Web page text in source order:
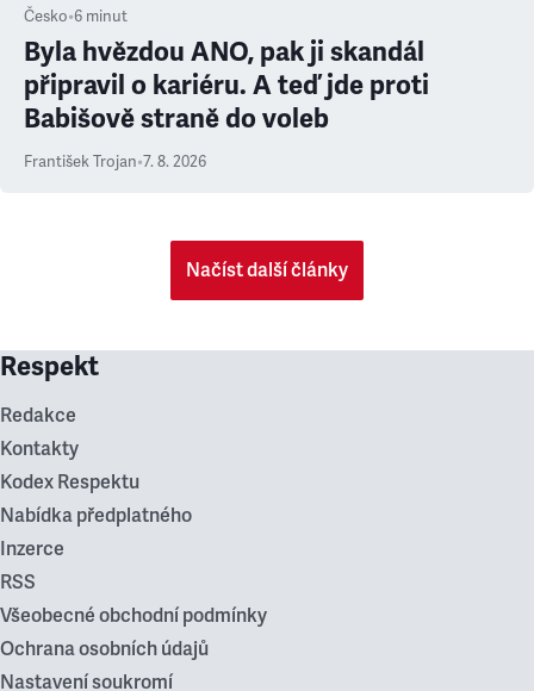
Česko•6 minut
Byla hvězdou ANO, pak ji skandál
připravil o kariéru. A teď jde proti
Babišově straně do voleb
František Trojan•7. 8. 2026
Načíst další články
Respekt
Redakce
Kontakty
Kodex Respektu
Nabídka předplatného
Inzerce
RSS
Všeobecné obchodní podmínky
Ochrana osobních údajů
Nastavení soukromí